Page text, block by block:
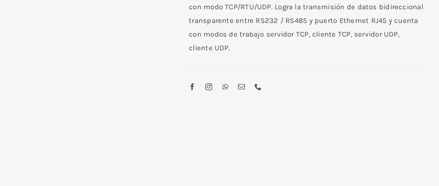
con modo TCP/RTU/UDP. Logra la transmisión de datos bidireccional
transparente entre RS232 / RS485 y puerto Ethernet RJ45 y cuenta
con modos de trabajo servidor TCP, cliente TCP, servidor UDP,
cliente UDP.